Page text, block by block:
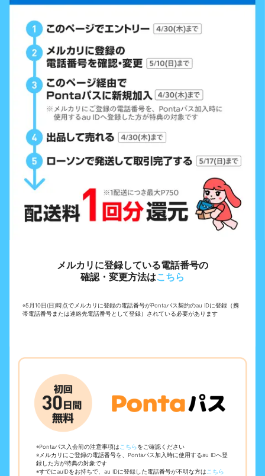
メルカリに登録している電話番号の
確認・変更方法はこちら
※5月10日(日)時点でメルカリに登録の電話番号がPontaパス契約のau IDに登録（携
帯電話番号または連絡先電話番号として登録）されている必要があります
※Pontaパス入会前の注意事項はこちらをご確認ください
※メルカリにご登録の電話番号を、​Pontaパス加入時に​使用する​au IDへ​登
録した方が​特典の​対象です
※すでに​auIDを​お持ちで、​au IDに​登録した​電話番号が​不明な方はこちら